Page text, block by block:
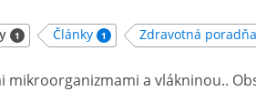
1 Články 1 Zdravotná poradňa
mikroorganizmami a vlákninou..